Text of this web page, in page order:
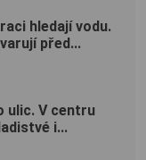
hledají vodu.
před...
ulic. V centru
i...